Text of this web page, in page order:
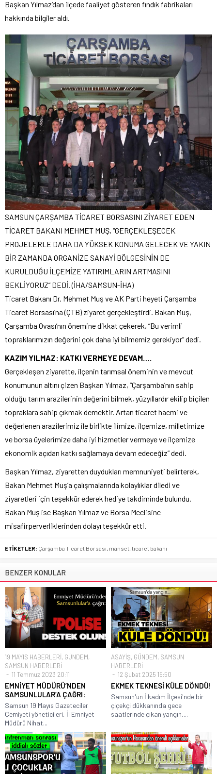
Başkan Yılmaz’dan ilçede faaliyet gösteren fındık fabrikaları
hakkında bilgiler aldı.
SAMSUN ÇARŞAMBA TİCARET BORSASINI ZİYARET EDEN
TİCARET BAKANI MEHMET MUŞ, “GERÇEKLEŞECEK
PROJELERLE DAHA DA YÜKSEK KONUMA GELECEK VE YAKIN
BİR ZAMANDA ORGANİZE SANAYİ BÖLGESİNİN DE
KURULDUĞU İLÇEMİZE YATIRIMLARIN ARTMASINI
BEKLİYORUZ” DEDİ. (İHA/SAMSUN-İHA)
Ticaret Bakanı Dr. Mehmet Muş ve AK Parti heyeti Çarşamba
Ticaret Borsası’na (ÇTB) ziyaret gerçekleştirdi. Bakan Muş,
Çarşamba Ovası’nın önemine dikkat çekerek, “Bu verimli
topraklarımızın değerini çok daha iyi bilmemiz gerekiyor” dedi.
KAZIM YILMAZ: KATKI VERMEYE DEVAM….
Gerçekleşen ziyarette, ilçenin tarımsal öneminin ve mevcut
konumunun altını çizen Başkan Yılmaz, “Çarşamba’nın sahip
olduğu tarım arazilerinin değerini bilmek, yüzyıllardır ekilip biçilen
topraklara sahip çıkmak demektir. Artan ticaret hacmi ve
değerlenen arazilerimiz ile birlikte ilimize, ilçemize, milletimize
ve borsa üyelerimize daha iyi hizmetler vermeye ve ilçemize
ekonomik açıdan katkı sağlamaya devam edeceğiz” dedi.
Başkan Yılmaz, ziyaretten duydukları memnuniyeti belirterek,
Bakan Mehmet Muş’a çalışmalarında kolaylıklar diledi ve
ziyaretleri için teşekkür ederek hediye takdiminde bulundu.
Bakan Muş ise Başkan Yılmaz ve Borsa Meclisine
misafirperverliklerinden dolayı teşekkür etti.
ETİKETLER: Çarşamba Ticaret Borsası, manset, ticaret bakanı
BENZER KONULAR
19 MAYIS HABERLERİ, GÜNDEM,
SAMSUN HABERLERİ
11 Temmuz 2023 20:11
EMNİYET MÜDÜRÜ’NDEN
SAMSUNLULAR’A ÇAĞRI:
Samsun 19 Mayıs Gazeteciler
Cemiyeti yöneticileri, İl Emniyet
Müdürü Nihat...
ASAYİŞ, GÜNDEM, SAMSUN
HABERLERİ
12 Şubat 2025 15:50
EKMEK TEKNESİ KÜLE DÖNDÜ!
Samsun'un İlkadım İlçesi'nde bir
çiçekçi dükkanında gece
saatlerinde çıkan yangın,...